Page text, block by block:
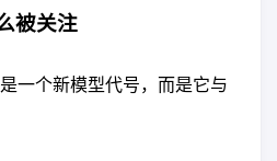
被关注
一个新模型代号，而是它与